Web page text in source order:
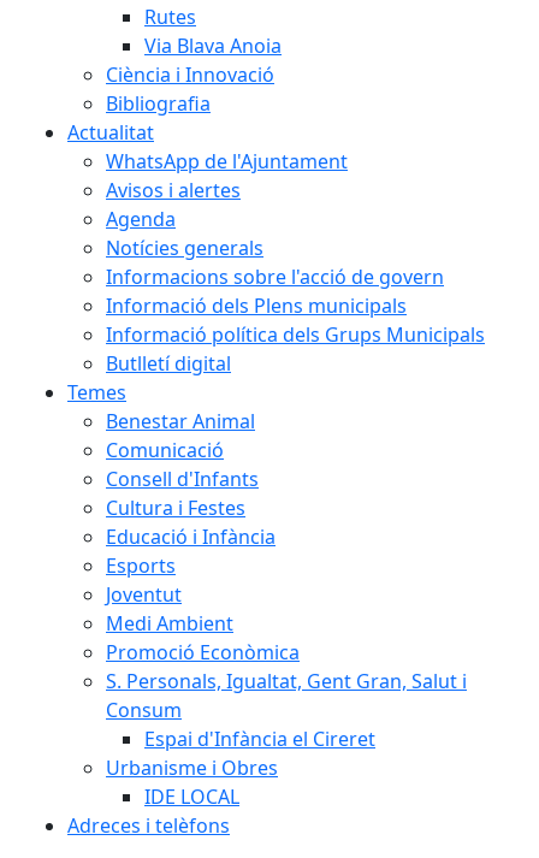
Rutes
Via Blava Anoia
Ciència i Innovació
Bibliografia
Actualitat
WhatsApp de l'Ajuntament
Avisos i alertes
Agenda
Notícies generals
Informacions sobre l'acció de govern
Informació dels Plens municipals
Informació política dels Grups Municipals
Butlletí digital
Temes
Benestar Animal
Comunicació
Consell d'Infants
Cultura i Festes
Educació i Infància
Esports
Joventut
Medi Ambient
Promoció Econòmica
S. Personals, Igualtat, Gent Gran, Salut i
Consum
Espai d'Infància el Cireret
Urbanisme i Obres
IDE LOCAL
Adreces i telèfons